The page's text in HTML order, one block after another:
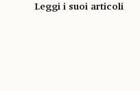
Leggi i suoi articoli